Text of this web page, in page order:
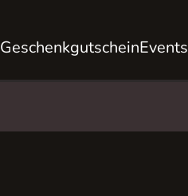
GeschenkgutscheinEvents